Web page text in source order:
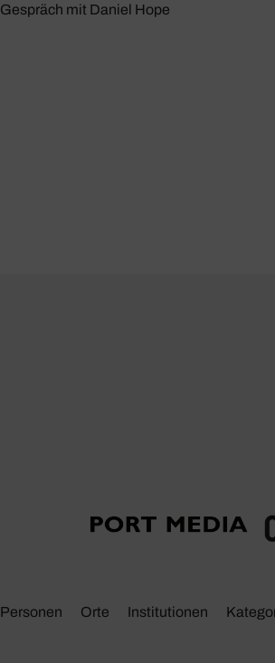
Gespräch mit Daniel Hope
Personen Orte Insti­tu­tionen